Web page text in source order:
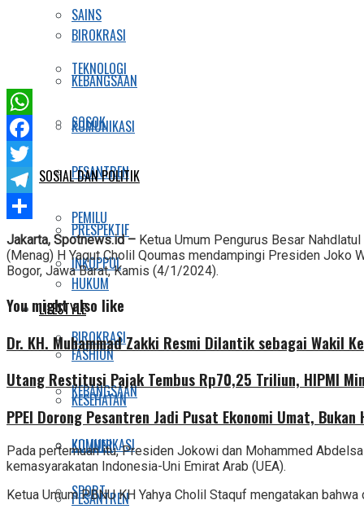
BIROKRASI
KEBANGSAAN
KOMUNIKASI
PESANTREN
PEMILU
INKOPPOL
LIFESTYLE
FASHION
KESEHATAN
KULINER
SPORT
SAINS
TEKNOLOGI
SOSOK
SOSIAL DAN POLITIK
PRESPEKTIF
HUKUM
BIROKRASI
KEBANGSAAN
KOMUNIKASI
PESANTREN
WhatsApp
Facebook
Twitter
Telegram
Share
Jakarta, Spotnews.id – Ketua Umum Pengurus Besar
(Menag) H Yaqut Cholil Qoumas mendampingi Presiden Joko
Bogor, Jawa Barat, Kamis (4/1/2024).
You might also like
Dr. KH. Muhammad Zakki Resmi Dilantik sebagai Wakil
Utang Restitusi Pajak Tembus Rp70,25 Triliun, HIPMI
PPEI Dorong Pesantren Jadi Pusat Ekonomi Umat, Bukan
Pada pertemuan itu, Presiden Jokowi dan Mohammed
kemasyarakatan Indonesia-Uni Emirat Arab (UEA).
Ketua Umum PBNU KH Yahya Cholil Staquf mengatakan